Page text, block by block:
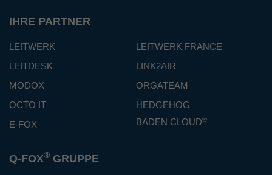
IHRE PARTNER
LEITWERK
LEITWERK FRANCE
LEITDESK
LINK2AIR
MODOX
ORGATEAM
OCTO IT
HEDGEHOG
E-FOX
BADEN CLOUD®
Q-FOX® GRUPPE